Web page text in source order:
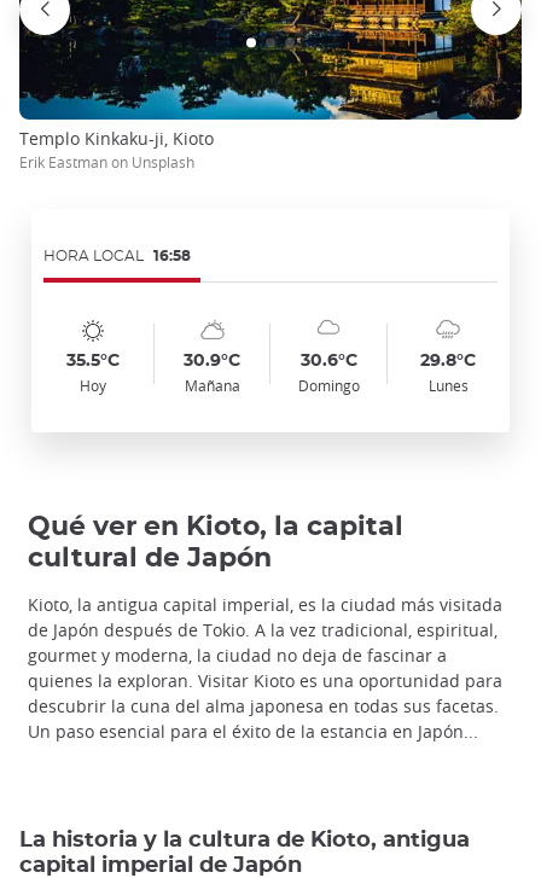
Templo Kinkaku-ji, Kioto
Erik Eastman on Unsplash
HORA LOCAL 16:58
35.5°C
Hoy
:
sunny_cloudy
30.9°C
Mañana
30.6°C
Domingo
:
cloudy_rainy
29.8°C
Lunes
Qué ver en Kioto, la capital
cultural de Japón
Kioto, la antigua capital imperial, es la ciudad más visitada
de Japón después de Tokio. A la vez tradicional, espiritual,
gourmet y moderna, la ciudad no deja de fascinar a
quienes la exploran. Visitar Kioto es una oportunidad para
descubrir la cuna del alma japonesa en todas sus facetas.
Un paso esencial para el éxito de la estancia en Japón...
La historia y la cultura de Kioto, antigua
capital imperial de Japón